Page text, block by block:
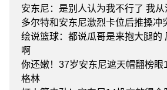
安东尼：是别人认为我不行了 我
多尔特和安东尼激烈卡位后推搡冲
绘说篮球：都说瓜哥是来抱大腿的
啊
你还嫩！37岁安东尼遮天帽翻榜眼
格林